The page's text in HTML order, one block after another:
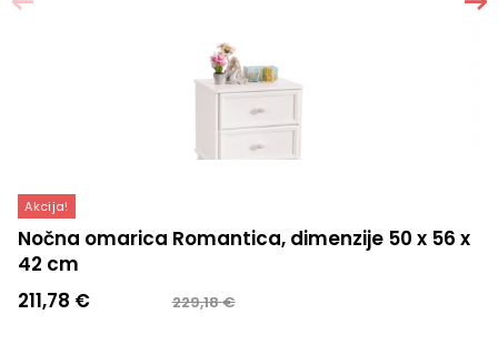
Akcija!
Nočna omarica Romantica, dimenzije 50 x 56 x
42 cm
229,18€
Izvirna
211,78 €
Trenutna